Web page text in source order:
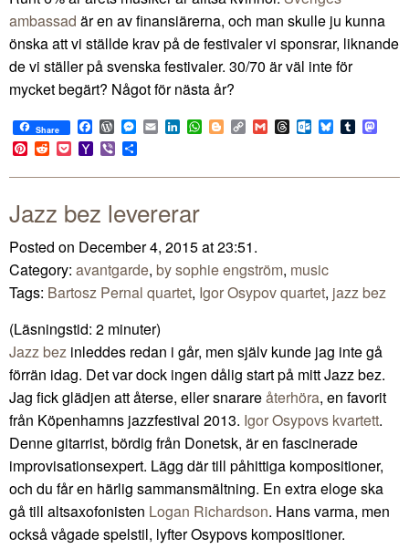
ambassad är en av finansiärerna, och man skulle ju kunna
önska att vi ställde krav på de festivaler vi sponsrar, liknande
de vi ställer på svenska festivaler. 30/70 är väl inte för
mycket begärt? Något för nästa år?
Share Facebook
WordPress
Messenger
EmailLinkedIn
WhatsApp
BloggerCopy
Link
GmailThreadsOutlook.com
BlueskyTumblr
Pinterest
RedditPocketYahoo
Mail
Viber
Jazz bez levererar
Posted on December 4, 2015 at 23:51.
Category: avantgarde, by sophie engström, music
Tags: Bartosz Pernal quartet, Igor Osypov quartet, jazz bez
(Läsningstid: 2 minuter)
Jazz bez inleddes redan i går, men själv kunde jag inte gå
förrän idag. Det var dock ingen dålig start på mitt Jazz bez.
Jag fick glädjen att återse, eller snarareåterhöra, en favorit
från Köpenhamns jazzfestival 2013. Igor Osypovs kvartett.
Denne gitarrist, bördig från Donetsk, är en fascinerade
improvisationsexpert. Lägg där till påhittiga kompositioner,
och du får en härlig sammansmältning. En extra eloge ska
gå till altsaxofonisten Logan Richardson. Hans varma, men
också vågade spelstil, lyfter Osypovs kompositioner.